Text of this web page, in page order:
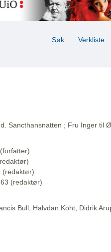
Søk Verkliste
Sancthansnatten ; Fru Inger til
(redaktør)
(redaktør)
Bull, Halvdan Koht, Didrik